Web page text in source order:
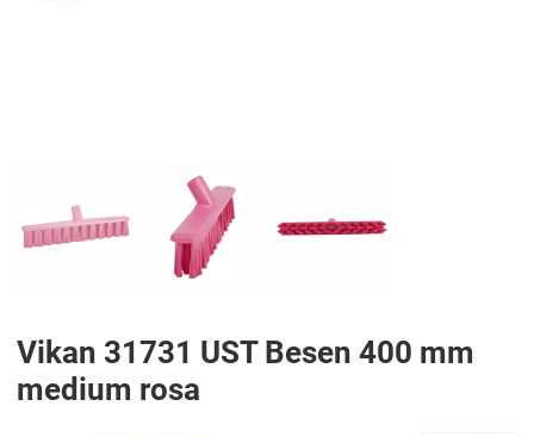
Vikan 31731 UST Besen 400 mm
medium rosa